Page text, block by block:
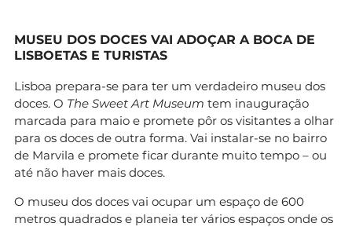
MUSEU DOS DOCES VAI ADOÇAR A BOCA DE
LISBOETAS E TURISTAS
Lisboa prepara-se para ter um verdadeiro museu dos
doces. O The Sweet Art Museum tem inauguração
marcada para maio e promete pôr os visitantes a olhar
para os doces de outra forma. Vai instalar-se no bairro
de Marvila e promete ficar durante muito tempo – ou
até não haver mais doces.
O museu dos doces vai ocupar um espaço de 600
metros quadrados e planeia ter vários espaços onde os